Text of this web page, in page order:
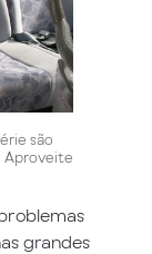
são
Aproveite
grandes